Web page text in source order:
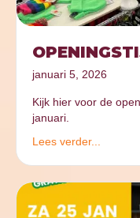
januari 5, 2026
Kijk hier voor de
januari.
Lees verder...